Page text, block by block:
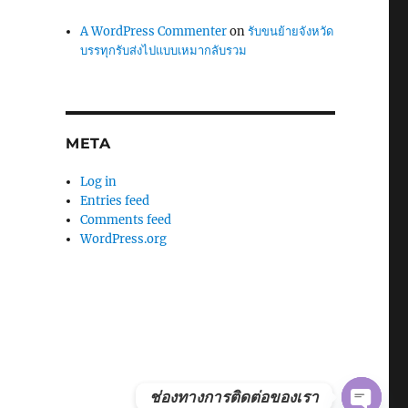
A WordPress Commenteronรับขนย้ายจังหวัด
บรรทุกรับส่งไปแบบเหมากลับรวม
META
Log in
Entries feed
Comments feed
WordPress.org
ช่องทางการติดต่อของเรา